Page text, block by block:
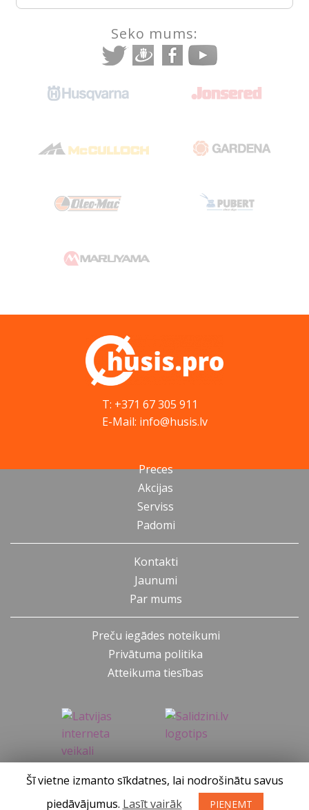
Seko mums:
T: +371 67 305 911
E-Mail: info@husis.lv
Preces
Akcijas
Serviss
Padomi
Kontakti
Jaunumi
Par mums
Preču iegādes noteikumi
Privātuma politika
Atteikuma tiesības
SIA KONGS @ 2019
Izstrādātājs ces.lv
Šī vietne izmanto sīkdatnes, lai nodrošinātu savus
piedāvājumus. Lasīt vairāk PIEŅEMT